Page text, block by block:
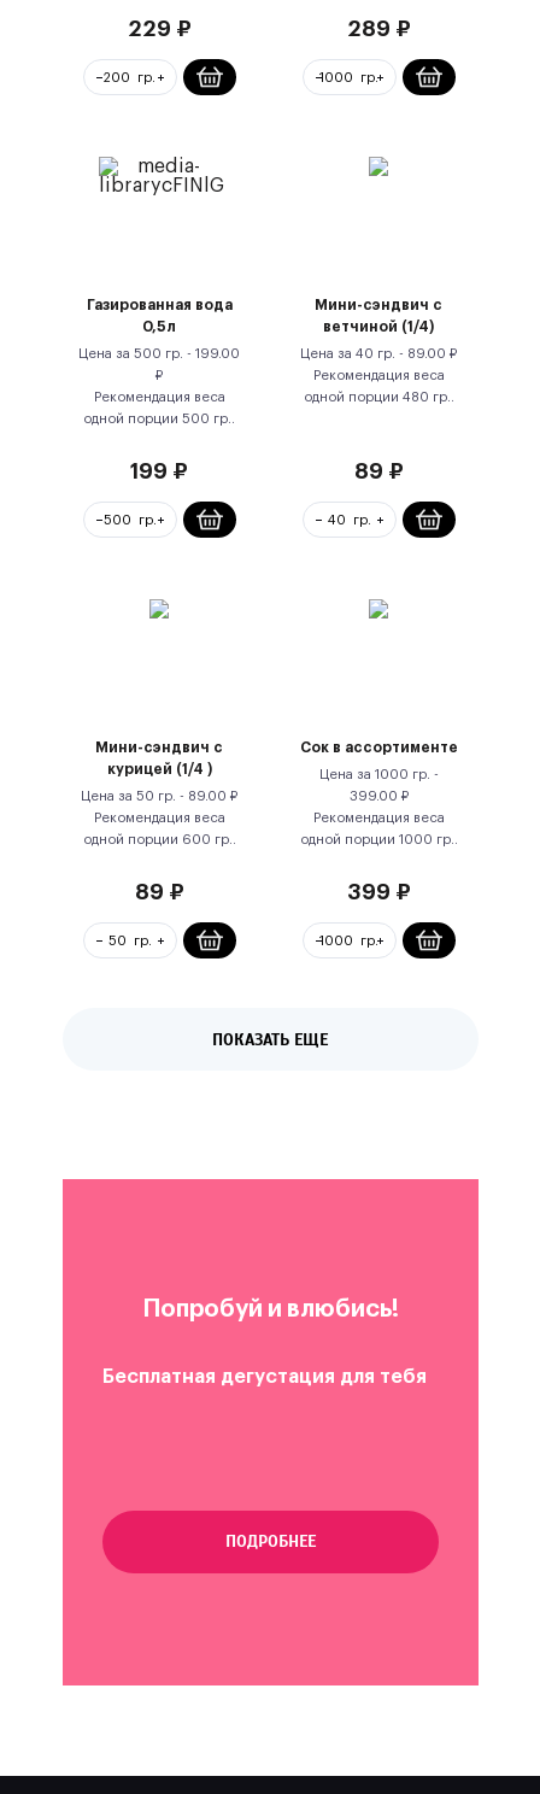
229 ₽ 289 ₽
Газированная вода
0,5л
Цена за 500 гр. - 199.00
₽
Рекомендация веса
одной порции 500 гр.
199 ₽
Мини-сэндвич с
ветчиной (1/4)
Цена за 40 гр. - 89.00 ₽
Рекомендация веса
одной порции 480 гр.
89 ₽
Мини-сэндвич с
курицей (1/4 )
Цена за 50 гр. - 89.00 ₽
Рекомендация веса
одной порции 600 гр.
89 ₽
Сок в ассортименте
Цена за 1000 гр. -
399.00 ₽
Рекомендация веса
одной порции 1000 гр.
399 ₽
ПОКАЗАТЬ ЕЩЕ
Попробуй и влюбись!
Бесплатная дегустация для тебя
ПОДРОБНЕЕ